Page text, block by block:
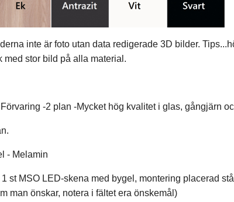
inte är foto utan data redigerade 3D bilder.
med stor bild på alla material.
-2 plan -Mycket hög kvalitet i glas, gångjärn
- Melamin
st MSO LED-skena med bygel, montering placerad
man önskar, notera i fältet era önskemål)